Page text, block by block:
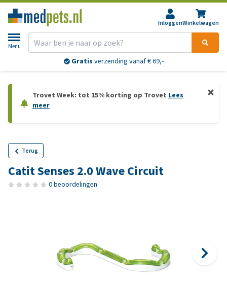
InloggenWinkelwagen
Menu
Gratis verzending vanaf € 69,-
Trovet Week: tot 15% korting op Trovet Lees
meer
Terug
Catit Senses 2.0 Wave Circuit
0 beoordelingen